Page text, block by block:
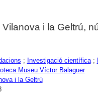
Vilanova i la Geltrú,
; Investigació científica;
Museu Víctor Balaguer
i la Geltrú